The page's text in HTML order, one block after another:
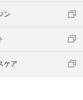
ン
ケア